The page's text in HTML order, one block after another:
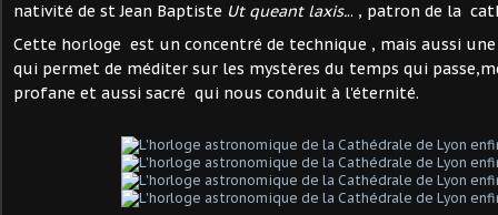
nativité de st Jean Baptiste Ut queant laxis... , patron de la
Cette horloge est un concentré de technique , mais aussi
qui permet de méditer sur les mystères du temps qui
profane et aussi sacré qui nous conduit à l'éternité.